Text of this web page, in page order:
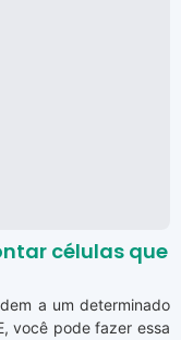
células que
a um determinado
você pode fazer essa